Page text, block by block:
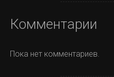
Комментарии
Пока нет комментариев.